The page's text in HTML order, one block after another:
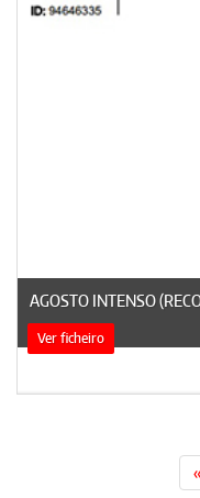
AGOSTO INTENSO
Ver ficheiro
«